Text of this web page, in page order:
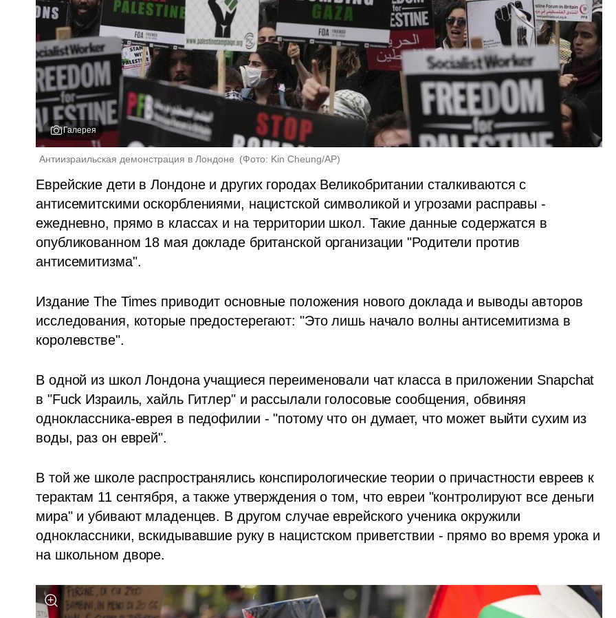
Галерея
Антиизраильская демонстрация в Лондоне (Фото: Kin Cheung/AP)
Еврейские дети в Лондоне и других городах Великобритании сталкиваются с
антисемитскими оскорблениями, нацистской символикой и угрозами расправы -
ежедневно, прямо в классах и на территории школ. Такие данные содержатся в
опубликованном 18 мая докладе британской организации "Родители против
антисемитизма".
Издание The Times приводит основные положения нового доклада и выводы авторов
исследования, которые предостерегают: "Это лишь начало волны антисемитизма в
королевстве".
В одной из школ Лондона учащиеся переименовали чат класса в приложении Snapchat
в "Fuck Израиль, хайль Гитлер" и рассылали голосовые сообщения, обвиняя
одноклассника-еврея в педофилии - "потому что он думает, что может выйти сухим из
воды, раз он еврей".
В той же школе распространялись конспирологические теории о причастности евреев к
терактам 11 сентября, а также утверждения о том, что евреи "контролируют все деньги
мира" и убивают младенцев. В другом случае еврейского ученика окружили
одноклассники, вскидывавшие руку в нацистском приветствии - прямо во время урока и
на школьном дворе.